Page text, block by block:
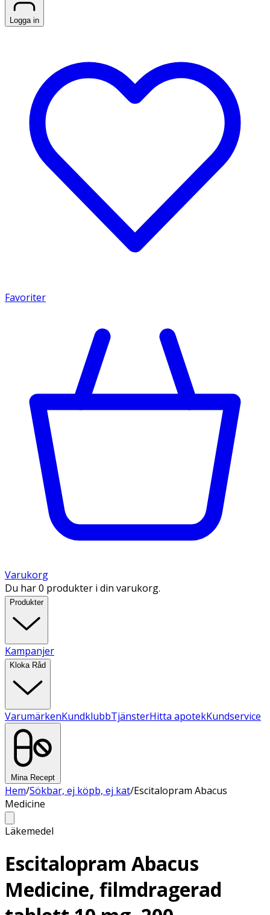
Logga in
Favoriter
Varukorg
Du har 0 produkter i din varukorg.
Produkter
Kampanjer
Kloka Råd
VarumärkenKundklubbTjänsterHitta apotekKundservice
Mina Recept
Hem/Sökbar, ej köpb, ej kat/Escitalopram Abacus
Medicine
Läkemedel
Escitalopram Abacus
Medicine, filmdragerad